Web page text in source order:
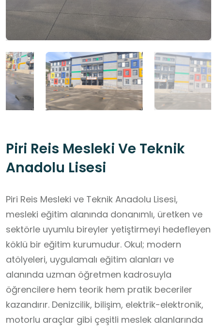
Piri Reis Mesleki Ve Teknik
Anadolu Lisesi
Piri Reis Mesleki ve Teknik Anadolu Lisesi,
mesleki eğitim alanında donanımlı, üretken ve
sektörle uyumlu bireyler yetiştirmeyi hedefleyen
köklü bir eğitim kurumudur. Okul; modern
atölyeleri, uygulamalı eğitim alanları ve
alanında uzman öğretmen kadrosuyla
öğrencilere hem teorik hem pratik beceriler
kazandırır. Denizcilik, bilişim, elektrik-elektronik,
motorlu araçlar gibi çeşitli meslek alanlarında